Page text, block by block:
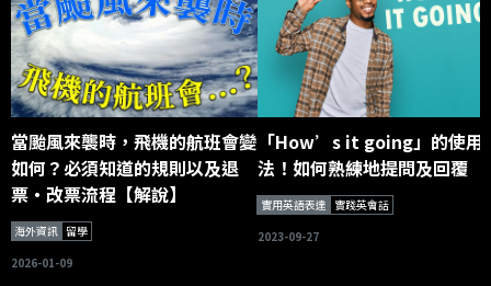
當颱風來襲時，飛機的航班會變
如何？必須知道的規則以及退
票・改票流程【解說】
海外資訊 留學
2026-01-09
「How’s it going」的使用
法！如何熟練地提問及回覆
實用英語表達 實踐英會話
2023-09-27